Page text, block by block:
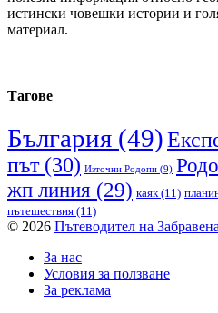
истински човешки истории и
материал.
Тагове
България (49)
път(30) Източни Родопи (9)
жп линия (29) каяк(11)
пътешествия (11)
© 2026 Пътеводител на
За нас
Условия за ползване
За реклама